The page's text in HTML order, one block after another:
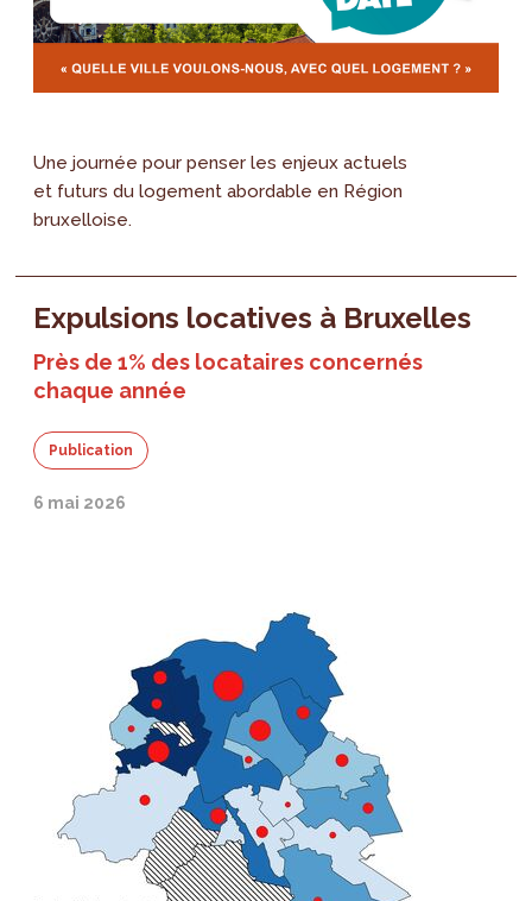
Une journée pour penser les enjeux actuels
et futurs du logement abordable en Région
bruxelloise.
Expulsions locatives à Bruxelles
Près de 1% des locataires concernés
chaque année
Publication
6 mai 2026